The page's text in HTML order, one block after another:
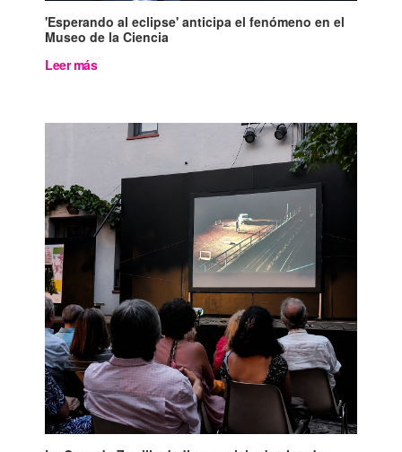
'Esperando al eclipse' anticipa el fenómeno en el
Museo de la Ciencia
Leer más